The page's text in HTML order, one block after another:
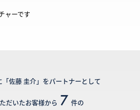
ャーです
「佐藤 圭介」をパートナーとして
だいたお客様から 7 件の